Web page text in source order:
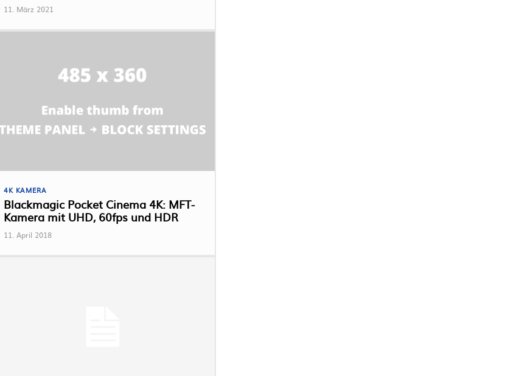
11. März 2021
4K KAMERA
Blackmagic Pocket Cinema 4K: MFT-
Kamera mit UHD, 60fps und HDR
11. April 2018